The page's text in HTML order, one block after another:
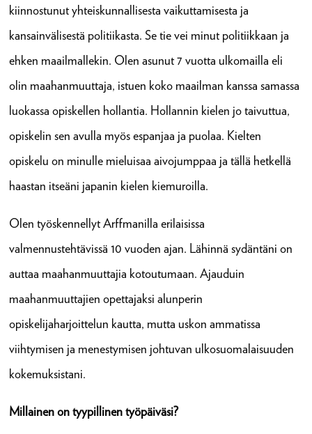
kiinnostunut yhteiskunnallisesta vaikuttamisesta ja
kansainvälisestä politiikasta. Se tie vei minut politiikkaan ja
ehken maailmallekin. Olen asunut 7 vuotta ulkomailla eli
olin maahanmuuttaja, istuen koko maailman kanssa samassa
luokassa opiskellen hollantia. Hollannin kielen jo taivuttua,
opiskelin sen avulla myös espanjaa ja puolaa. Kielten
opiskelu on minulle mieluisaa aivojumppaa ja tällä hetkellä
haastan itseäni japanin kielen kiemuroilla.
Olen työskennellyt Arffmanilla erilaisissa
valmennustehtävissä 10 vuoden ajan. Lähinnä sydäntäni on
auttaa maahanmuuttajia kotoutumaan. Ajauduin
maahanmuuttajien opettajaksi alunperin
opiskelijaharjoittelun kautta, mutta uskon ammatissa
viihtymisen ja menestymisen johtuvan ulkosuomalaisuuden
kokemuksistani.
Millainen on tyypillinen työpäiväsi?